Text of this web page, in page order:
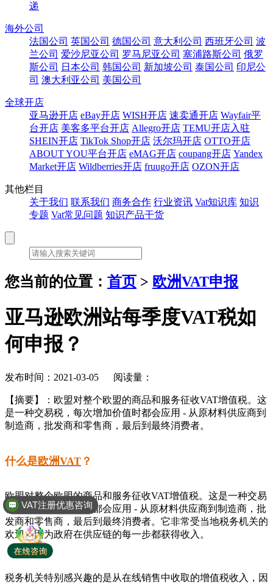
递
海外公司
法国公司 英国公司 德国公司 意大利公司 西班牙公司 波
兰公司 爱沙尼亚公司 罗马尼亚公司 塞浦路斯公司 俄罗
斯公司
日本公司 韩国公司 新加坡公司 泰国公司 印尼公
司 澳大利亚公司 美国公司
全球开店
亚马逊开店 eBay开店 WISH开店 速卖通开店 Wayfair平
台开店 美客多平台开店 Allegro开店 TEMU开店入驻
SHEIN开店 TikTok Shop开店 沃尔玛开店 OTTO开店
ABOUT YOU平台开店 eMAG开店 coupang开店 Yandex
Market开店 Wildberries开店 fruugo开店 OZON开店
其他栏目
关于我们 联系我们 商务合作 行业资讯 Vat知识库 知识
专题 Vat常见问题 知识产品干货
您当前的位置： 首页 > 欧洲VAT申报
亚马逊欧洲站每季度VAT税如
何申报？
发布时间：2021-03-05 阅读量：
【摘要】
：欧盟对整个欧盟的商品和服务征收VAT增值税。这
是一种交易税，每次增加价值时都会应用 - 从原材料供应商到
制造商，批发商和零售商，最后到最终消费者。
什么是欧洲VAT ？
欧盟对整个欧盟的商品和服务征收VAT增值税。这是一种交易
税，每次增加价值时都会应用 - 从原材料供应商到制造商，批
发商和零售商，最后到最终消费者。它非常受当地税务机关的
欢迎，因为政府在供应链的每一步都获得收入。
税务机关特别感兴趣的是从在线销售中收取的增值税收入，因
VAT注册优惠咨询